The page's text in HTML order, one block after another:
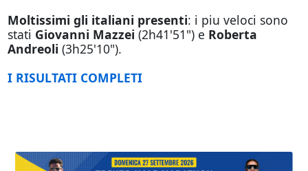
Moltissimi gli italiani presenti: i piu veloci sono
stati Giovanni Mazzei (2h41'51") e Roberta
Andreoli (3h25'10").
I RISULTATI COMPLETI